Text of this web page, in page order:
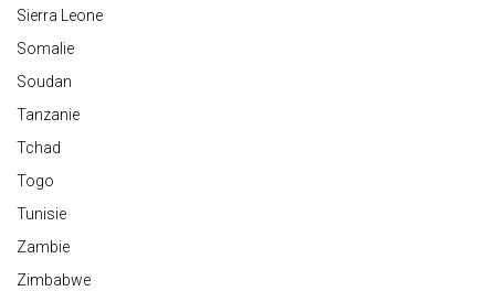
Sierra Leone
Somalie
Soudan
Tanzanie
Tchad
Togo
Tunisie
Zambie
Zimbabwe